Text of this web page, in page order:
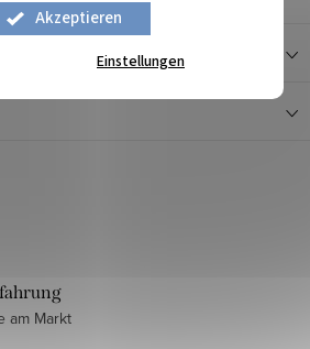
Akzeptieren
Einstellungen
am Markt